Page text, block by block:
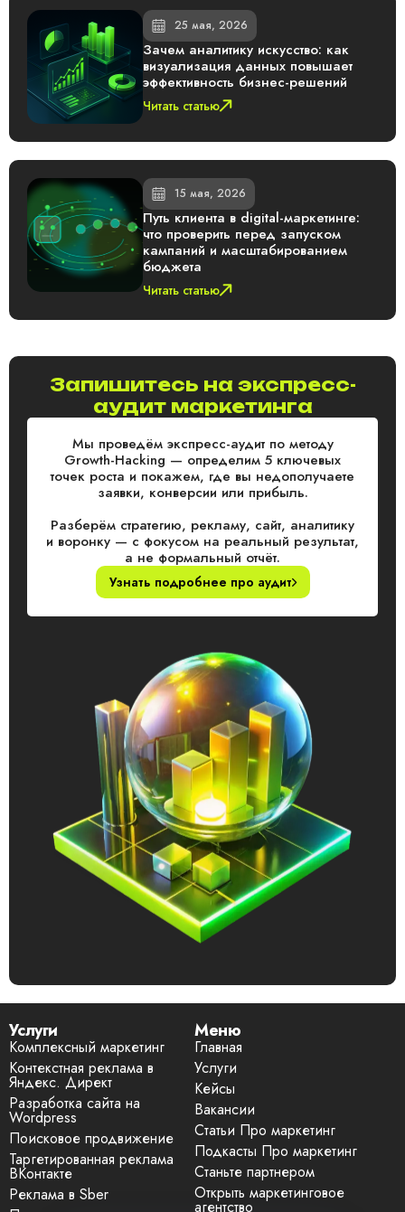
25 мая, 2026
Зачем аналитику искусство: как
визуализация данных повышает
эффективность бизнес-решений
Читать статью
15 мая, 2026
Путь клиента в digital-маркетинге:
что проверить перед запуском
кампаний и масштабированием
бюджета
Читать статью
Запишитесь на экспресс-
аудит маркетинга
Мы проведём экспресс-аудит по методу
Growth-Hacking — определим 5 ключевых
точек роста и покажем, где вы недополучаете
заявки, конверсии или прибыль.
Разберём стратегию, рекламу, сайт, аналитику
и воронку — с фокусом на реальный результат,
а не формальный отчёт.
Узнать подробнее про аудит
Услуги
Комплексный маркетинг
Контекстная реклама в
Яндекс. Директ
Разработка сайта на
Wordpress
Поисковое продвижение
Таргетированная реклама
ВКонтакте
Реклама в Sber
Меню
Главная
Услуги
Кейсы
Вакансии
Статьи Про маркетинг
Подкасты Про маркетинг
Станьте партнером
Открыть маркетинговое
агентство